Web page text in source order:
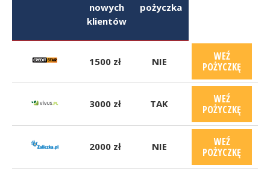
nowych
klientów
pożyczka
1500 zł NIE
WEŹ
POŻYCZKĘ
3000 zł TAK
WEŹ
POŻYCZKĘ
2000 zł NIE
WEŹ
POŻYCZKĘ